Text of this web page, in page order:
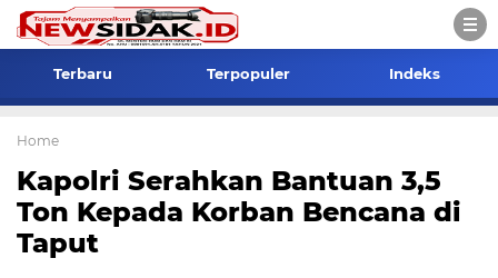
Terbaru Terpopuler Indeks
Home
Kapolri Serahkan Bantuan 3,5
Ton Kepada Korban Bencana di
Taput